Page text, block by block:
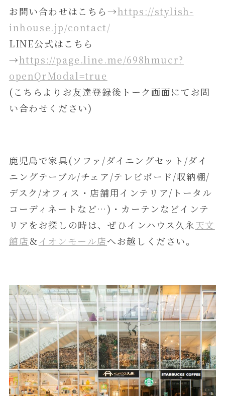
お問い合わせはこちら→https://stylish-
inhouse.jp/contact/
LINE公式はこちら
→https://page.line.me/698hmucr?
openQrModal=true
(こちらよりお友達登録後トーク画面にてお問
い合わせください)
鹿児島で家具(ソファ/ダイニングセット/ダイ
ニングテーブル/チェア/テレビボード/収納棚/
デスク/オフィス・店舗用インテリア/トータル
コーディネートなど…)・カーテンなどインテ
リアをお探しの時は、ぜひインハウス久永天文
館店＆ イオンモール店へお越しください。